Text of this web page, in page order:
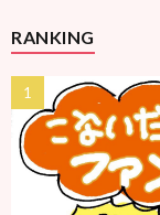
RANKING